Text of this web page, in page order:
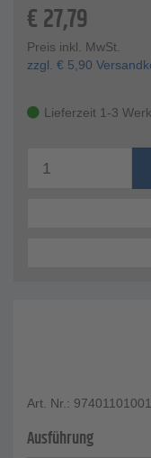
€27,79
Preis inkl. MwSt.
zzgl. € 5,90
Lieferzeit 1-3
Art. Nr.:
Ausführung